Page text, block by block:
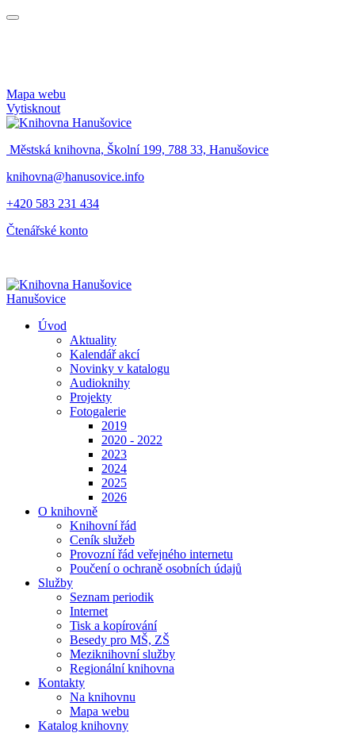
Mapa webu
Vytisknout
Městská knihovna, Školní 199, 788 33, Hanušovice
knihovna@hanusovice.info
+420 583 231 434
Čtenářské konto
Hanušovice
Úvod
Aktuality
Kalendář akcí
Novinky v katalogu
Audioknihy
Projekty
Fotogalerie
2019
2020 - 2022
2023
2024
2025
2026
O knihovně
Knihovní řád
Ceník služeb
Provozní řád veřejného internetu
Poučení o ochraně osobních údajů
Služby
Seznam periodik
Internet
Tisk a kopírování
Besedy pro MŠ, ZŠ
Meziknihovní služby
Regionální knihovna
Kontakty
Na knihovnu
Mapa webu
Katalog knihovny